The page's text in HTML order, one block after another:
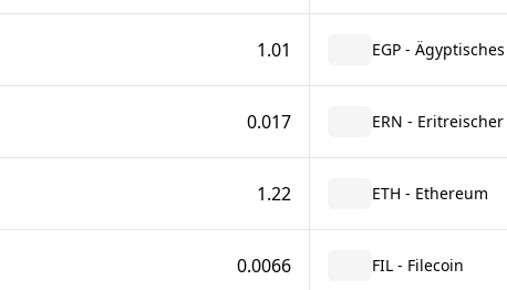
1.01 EGP -
0.017 ERN -
1.22 ETH - Ethereum
0.0066 FIL - Filecoin